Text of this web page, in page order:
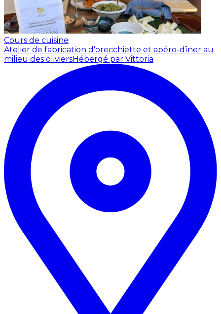
Cours de cuisine
Atelier de fabrication d'orecchiette et apéro-dîner au
milieu des oliviersHébergé par Vittoria